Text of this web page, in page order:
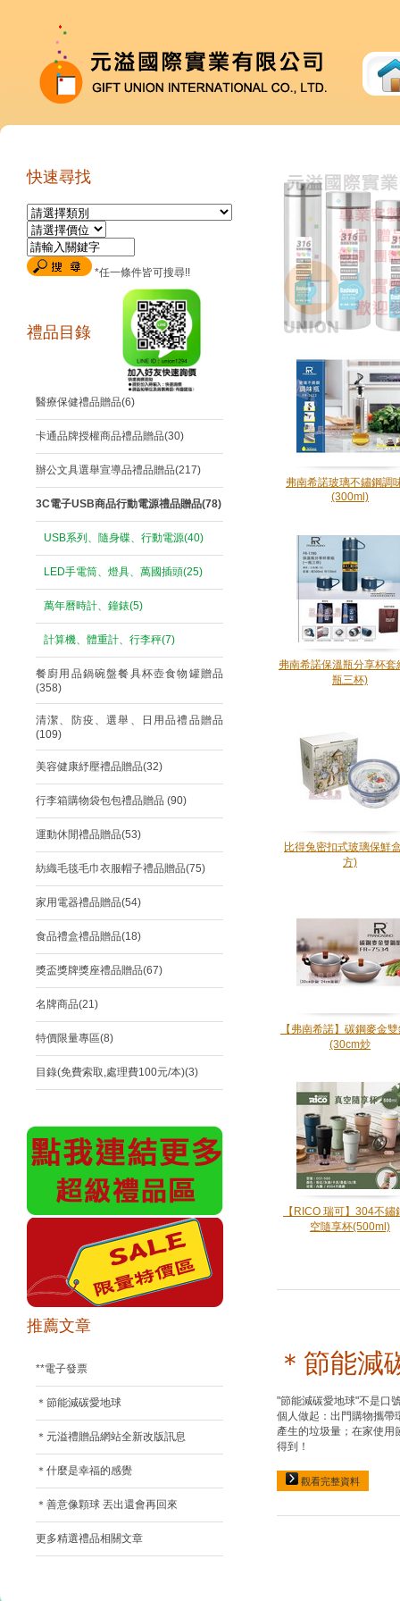
弗南希諾玻璃不鏽鋼調
(300ml)
弗南希諾保溫瓶分享杯套
瓶三杯)
比得兔密扣式玻璃保鮮
方)
【弗南希諾】碳鋼麥金
(30cm炒
【RICO 瑞可】304不鏽
空隨享杯(500ml)
＊節能減
"節能減碳愛地球"不是口
個人做起：出門購物攜帶
產生的垃圾量；在家使用
得到！
觀看完整資料
快速尋找
*任一條件皆可搜尋!!
禮品目錄
醫療保健禮品贈品(6)
卡通品牌授權商品禮品贈品(30)
辦公文具選舉宣導品禮品贈品(217)
3C電子USB商品行動電源禮品贈品(78)
USB系列、隨身碟、行動電源(40)
LED手電筒、燈具、萬國插頭(25)
萬年曆時計、鐘錶(5)
計算機、體重計、行李秤(7)
餐廚用品鍋碗盤餐具杯壺食物罐贈品
(358)
清潔、防疫、選舉、日用品禮品贈品
(109)
美容健康紓壓禮品贈品(32)
行李箱購物袋包包禮品贈品 (90)
運動休閒禮品贈品(53)
紡織毛毯毛巾衣服帽子禮品贈品(75)
家用電器禮品贈品(54)
食品禮盒禮品贈品(18)
獎盃獎牌獎座禮品贈品(67)
名牌商品(21)
特價限量專區(8)
目錄(免費索取,處理費100元/本)(3)
推薦文章
**電子發票
＊節能減碳愛地球
＊元溢禮贈品網站全新改版訊息
＊什麼是幸福的感覺
＊善意像顆球 丟出還會再回來
更多精選禮品相關文章